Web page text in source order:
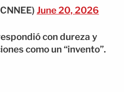
June 20, 2026
con dureza y
como un “invento”.